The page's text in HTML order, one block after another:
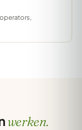
werken.